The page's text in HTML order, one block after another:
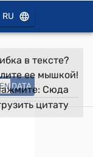
RU
DATA
в тексте?
ее мышкой!
Сюда
цитату